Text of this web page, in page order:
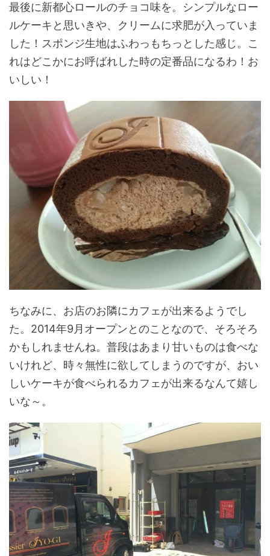
最後に新都心ロールのチョコ味を。シンプルなロー
ルケーキと思いきや、クリームに求肥が入っていま
した！スポンジ生地はふわっもちっとした感じ。こ
れはどこかにお呼ばれした時の定番品になるわ！お
いしい！
ちなみに、お店のお隣にカフェが出来るようでし
た。2014年9月オープンとのことなので、そろそろ
かもしれませんね。普段はあまり甘いものは食べな
いけれど、時々無性に欲してしまうのですが、おい
しいケーキが食べられるカフェが出来るなんて嬉し
いな～。